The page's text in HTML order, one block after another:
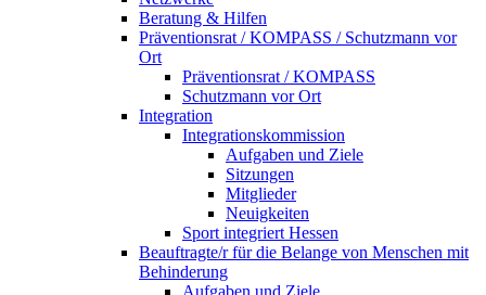
Beratung & Hilfen
Präventionsrat / KOMPASS / Schutzmann vor
Ort
Präventionsrat / KOMPASS
Schutzmann vor Ort
Integration
Integrationskommission
Aufgaben und Ziele
Sitzungen
Mitglieder
Neuigkeiten
Sport integriert Hessen
Beauftragte/r für die Belange von Menschen mit
Behinderung
Aufgaben und Ziele